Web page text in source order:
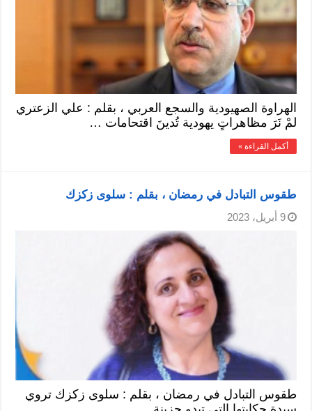
الهراوة الصهيودية والسجع العربي ، بقلم : علي الزعتري
لمْ نَرَ مظاهراتٍ يهودية تُدينَ اقتحامات …
أكمل القراءة »
طقوس التبادل في رمضان ، بقلم : سلوى زكزك
9 أبريل، 2023
طقوس التبادل في رمضان ، بقلم : سلوى زكزك تروي